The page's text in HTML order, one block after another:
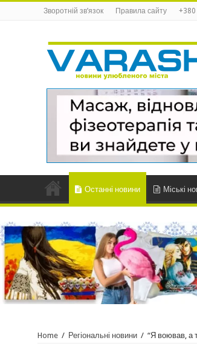
Зворотній зв’язок Правила сайту
Останні новини Міські
Home / Регіональні новини / “Я воював, а